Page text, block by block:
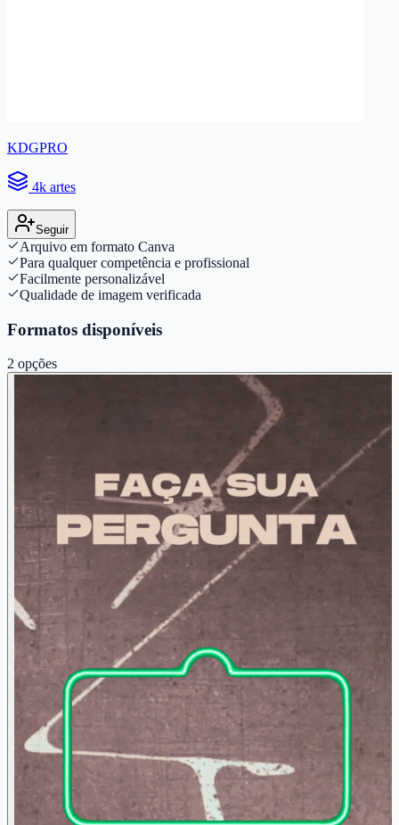
KDGPRO
4k artes
Seguir
Arquivo em formato Canva
Para qualquer competência e profissional
Facilmente personalizável
Qualidade de imagem verificada
Formatos disponíveis
2 opções